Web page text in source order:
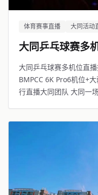
体育赛事直播 大同活动
大同乒乓球赛多
大同乒乓球赛多机位直
BMPCC 6K Pro6机位+
行直播大同团队 大同一